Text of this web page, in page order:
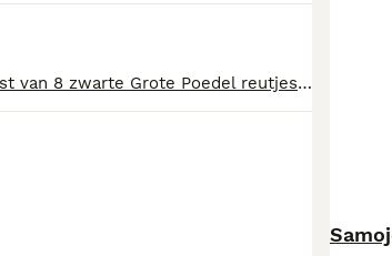
Op 12 juni is ons prachtige nest van 8 zwarte Grote Poedel reutjes geboren. De pups groeien op in een liefdevolle omgeving en krijgen alle zorg, aandacht en socialisatie die ze nodig hebben om uit te groeien tot stabiele en vrolijke huishonden. Ook maken ze alvast kennis met alle ervaringen in de trimsalon en zullen ze, voor ze verhuizen, alvast een puppy wenbeurtje hebben gehad. Beide ouders hebben een ontzettend lief en sociaal karakter, zijn volledig getest en de vader heeft een stamboom. De gezondheidsuitslagen en stamboompapieren zijn, indien gewenst, hier ter inzage. Wij leren de pups gedurende hun eerste weken goed kennen. Daarom kijken we samen met de toekomstige eigenaren welke pup qua karakter het beste aansluit bij hun gezin en levensstijl. De pups mogen verhuizen als ze 8 weken oud zijn. Ze zijn dan ontwormd volgens schema, gechipt, gevaccineerd, nagekeken door de dierenarts en voorzien van een Europees dierenpaspoort. Bent u serieus op zoek naar een lieve, intelligente en trouwe Grote Poedel? Neem dan gerust contact op voor meer informatie of om kennis te maken met de pups!